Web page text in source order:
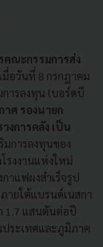
คณะกรรมการส่ง
มื่อวันที่ 8 กรกฎาคม
ารลงทุน (บอร์ดบี
ศ รองนายก
งการคลัง เป็น
มการลงทุนของ
รงงานแห่งใหม่
าแฟผงสำเร็จรูป
ายใต้แบรนด์เนสกา
1.7 แสนตันต่อปี
ประเทศและภูมิภาค